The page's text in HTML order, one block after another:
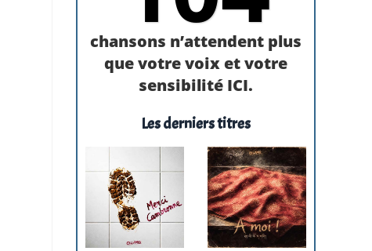
chansons n’attendent plus
que votre voix et votre
sensibilité ICI.
Les derniers titres